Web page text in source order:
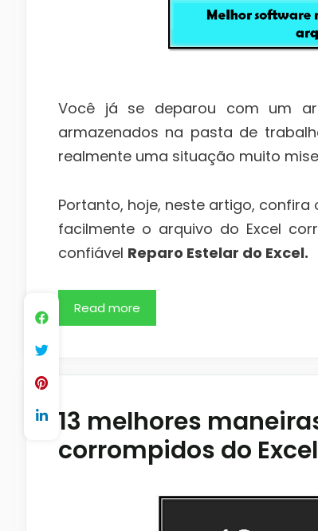
Você já se deparou com um
armazenados na pasta de
realmente uma situação muito
Portanto, hoje, neste artigo, confira
facilmente o arquivo do Excel
confiável Reparo Estelar do Excel.
Read more
13 melhores
corrompidos do